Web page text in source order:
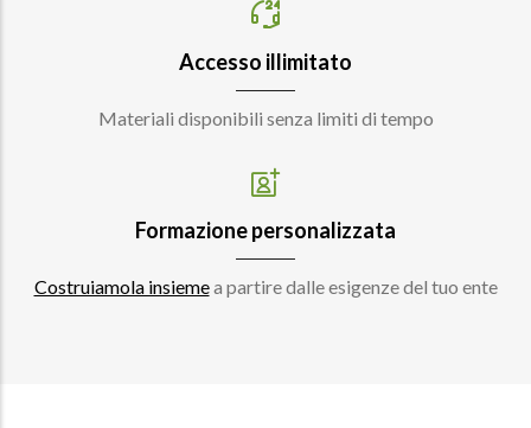
Accesso illimitato
Materiali disponibili senza limiti di tempo
Formazione personalizzata
Costruiamola insiemea partire dalle esigenze del tuo ente